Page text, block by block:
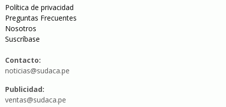
Política de privacidad
Preguntas Frecuentes
Nosotros
Suscríbase
Contacto:
noticias@sudaca.pe
Publicidad:
ventas@sudaca.pe